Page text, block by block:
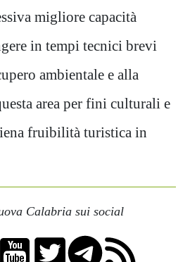
migliore capacità
in tempi tecnici brevi
ambientale e alla
area per fini culturali e
fruibilità turistica in
Calabria sui social